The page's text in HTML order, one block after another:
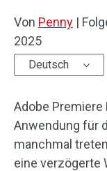
Trimmen/
Text/Elemente
Videoeffekte
Online-Video-
Von Penny |
2025
Deutsch
Adobe
Anwendung für
manchmal
eine verzögerte